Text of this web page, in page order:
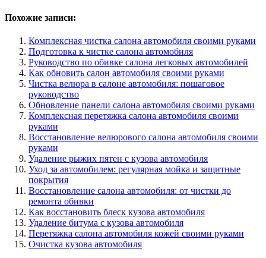
Похожие записи:
Комплексная чистка салона автомобиля своими руками
Подготовка к чистке салона автомобиля
Руководство по обивке салона легковых автомобилей
Как обновить салон автомобиля своими руками
Чистка велюра в салоне автомобиля: пошаговое
руководство
Обновление панели салона автомобиля своими руками
Комплексная перетяжка салона автомобиля своими
руками
Восстановление велюрового салона автомобиля своими
руками
Удаление рыжих пятен с кузова автомобиля
Уход за автомобилем: регулярная мойка и защитные
покрытия
Восстановление салона автомобиля: от чистки до
ремонта обивки
Как восстановить блеск кузова автомобиля
Удаление битума с кузова автомобиля
Перетяжка салона автомобиля кожей своими руками
Очистка кузова автомобиля